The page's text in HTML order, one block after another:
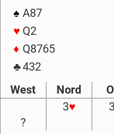
♠ A87
♥ Q2
♦ Q8765
♣432
West
Nord
3♥ 3
?